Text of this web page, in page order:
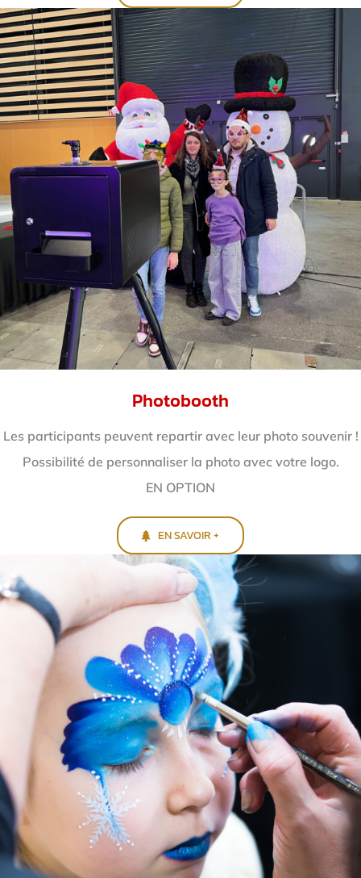
Photobooth
Les participants peuvent repartir avec leur photo souvenir !
Possibilité de personnaliser la photo avec votre logo.
EN OPTION
EN SAVOIR +